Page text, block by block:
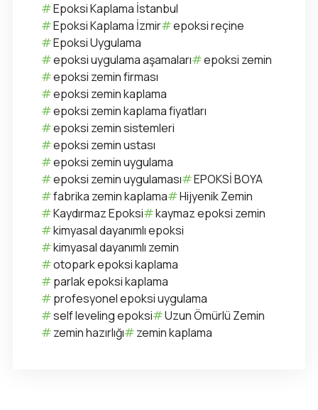
Epoksi Kaplama İstanbul
Epoksi Kaplama İzmir
epoksi reçine
Epoksi Uygulama
epoksi uygulama aşamaları
epoksi zemin
epoksi zemin firması
epoksi zemin kaplama
epoksi zemin kaplama fiyatları
epoksi zemin sistemleri
epoksi zemin ustası
epoksi zemin uygulama
epoksi zemin uygulaması
EPOKSİ BOYA
fabrika zemin kaplama
Hijyenik Zemin
Kaydırmaz Epoksi
kaymaz epoksi zemin
kimyasal dayanımlı epoksi
kimyasal dayanımlı zemin
otopark epoksi kaplama
parlak epoksi kaplama
profesyonel epoksi uygulama
self leveling epoksi
Uzun Ömürlü Zemin
zemin hazırlığı
zemin kaplama